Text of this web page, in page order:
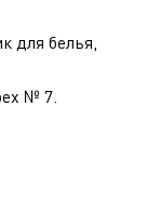
для белья,
№ 7.